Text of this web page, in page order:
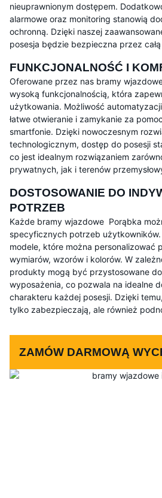
nieuprawnionym dostępem.
alarmowe oraz monitoring stanowią
ochronną. Dzięki naszej
posesja będzie bezpieczna przez
FUNKCJONALNOŚĆ I
Oferowane przez nas bramy
wysoką funkcjonalnością, która
użytkowania. Możliwość
łatwe otwieranie i zamykanie za
smartfonie. Dzięki nowoczesnym
technologicznym, dostęp do posesji
co jest idealnym rozwiązaniem
prywatnych, jak i terenów
DOSTOSOWANIE DO
POTRZEB
Każde bramy wjazdowe Porąbka
specyficznych potrzeb
modele, które można personalizować
wymiarów, wzorów i kolorów. W
produkty mogą być przystosowane
wyposażenia, co pozwala na idealne
charakteru każdej posesji. Dzięki
tylko zabezpieczają, ale również
ZAMÓW DARMOWĄ